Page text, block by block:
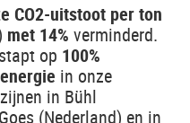
CO2-uitstoot per ton
met 14% verminderd.
op 100%
in onze
in Bühl
(Nederland) en in